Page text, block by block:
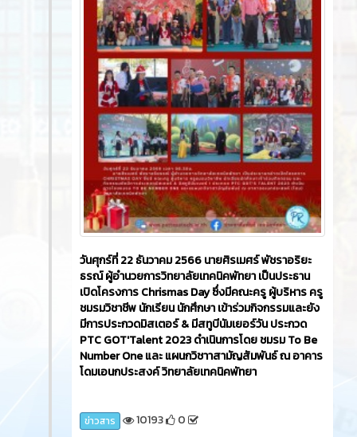
วันศุกร์ที่ 22 ธันวาคม 2566​ นายศิรเมศร์ พัชราอริยะ
ธรณ์ ผู้อำนวยการวิทยาลัยเทคนิคพัทยา เป็นประธาน
เปิดโครงการ Chrismas Day ซึ่งมีคณะครู ผู้บริหาร ครู
ชมรมวิชาชีพ นักเรียน นักศึกษา เข้าร่วมกิจกรรมและยัง
มีการประกวดมิสเตอร์ & มีสทูบีนัมเยอร์วัน ประกวด
PTC GOT'Talent 2023 ดำเนินการโดย ชมรม To Be
Number One และ แผนกวิชาาสามัญสัมพันธ์ ณ อาคาร
โดมเอนกประสงค์ วิทยาลัยเทคนิคพัทยา
ข่าวสาร 10193 0